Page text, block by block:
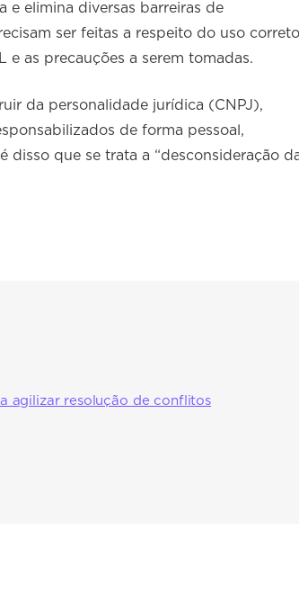
e elimina diversas barreiras de
ser feitas a respeito do uso correto
as precauções a serem tomadas.
da personalidade jurídica (CNPJ),
de forma pessoal,
disso que se trata a “desconsideração
agilizar resolução de conflitos